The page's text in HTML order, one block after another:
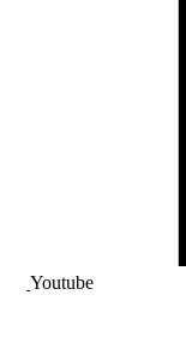
Youtube